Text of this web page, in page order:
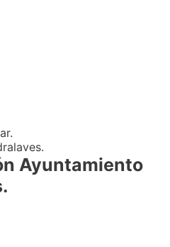
Ayuntamiento